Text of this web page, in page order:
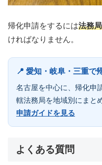
帰化申請をするには法務
ければなりません。
📍 愛知・岐阜・三重で
名古屋を中心に、帰化申
轄法務局を地域別にまと
申請ガイドを見る
よくある質問